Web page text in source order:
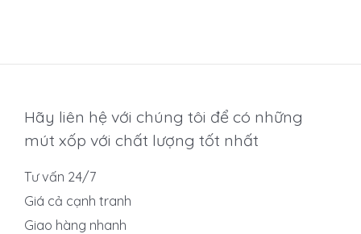
Hãy liên hệ với chúng tôi để có những
mút xốp với chất lượng tốt nhất
Tư vấn 24/7
Giá cả cạnh tranh
Giao hàng nhanh